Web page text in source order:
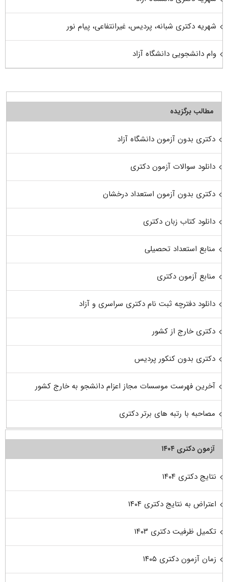
شهریه دکتری شبانه، پردیس، غیرانتفاعی، پیام نور
وام دانشجویی دانشگاه آزاد
مطالب برگزیده
دکتری بدون آزمون دانشگاه آزاد
دانلود سوالات آزمون دکتری
دکتری بدون آزمون استعداد درخشان
دانلود کتاب زبان دکتری
منابع استعداد تحصیلی
منابع آزمون دکتری
دانلود دفترچه ثبت نام دکتری سراسری و آزاد
دکتری خارج از کشور
دکتری بدون کنکور پردیس
آخرین فهرست موسسات مجاز اعزام دانشجو به خارج کشور
مصاحبه با رتبه های برتر دکتری
آزمون دکتری ۱۴۰۴
نتایج دکتری ۱۴۰۴
اعتراض به نتایج دکتری ۱۴۰۴
تکمیل ظرفیت دکتری ۱۴۰۳
زمان آزمون دکتری ۱۴۰۵